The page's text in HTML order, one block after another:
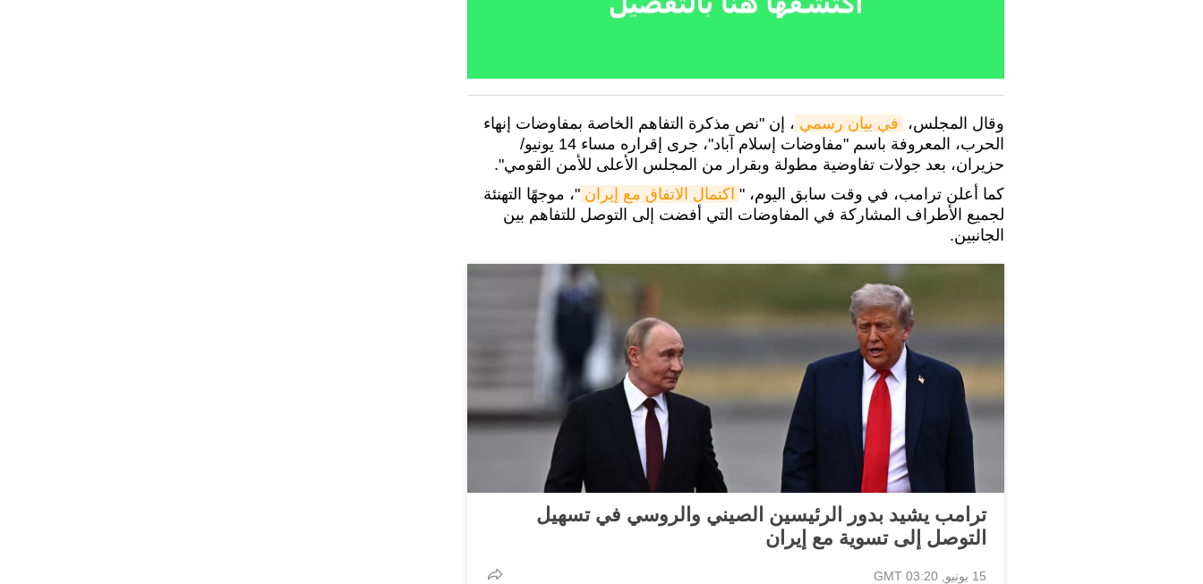
وقال المجلس، في بيان رسمي ، إن "نص مذكرة التفاهم الخاصة بمفاوضات إنهاء
الحرب، المعروفة باسم "مفاوضات إسلام آباد"، جرى إقراره مساء 14 يونيو/
حزيران، بعد جولات تفاوضية مطولة وبقرار من المجلس الأعلى للأمن القومي".
كما أعلن ترامب، في وقت سابق اليوم، " اكتمال الاتفاق مع إيران "، موجهًا التهنئة
لجميع الأطراف المشاركة في المفاوضات التي أفضت إلى التوصل للتفاهم بين
الجانبين.
ترامب يشيد بدور الرئيسين الصيني والروسي في تسهيل
التوصل إلى تسوية مع إيران
15 يونيو, 03:20 GMT